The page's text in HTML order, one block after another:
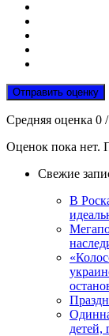
Отправить оценку
Средняя оценка 0
Оценок пока нет.
Свежие
В
детей,